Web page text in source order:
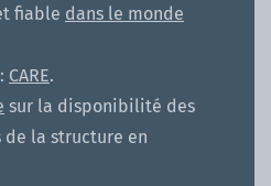
fiable dans le monde
CARE.
sur la disponibilité des
de la structure en